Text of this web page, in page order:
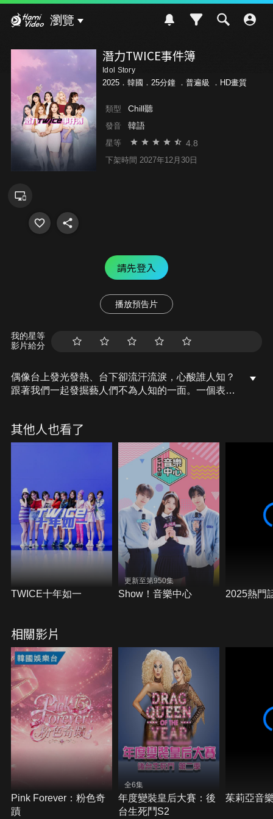
瀏覽
潛力TWICE事件簿
Idol Story
2025．韓國．25分鐘 ． 普遍級 ．HD畫質
類型 Chill聽
發音 韓語
星等 4.8
下架時間 2027年12月30日
請先登入
播放預告片
我的星等
影片給分
偶像台上發光發熱、台下卻流汗流淚，心酸誰人知？
跟著我們一起發掘藝人們不為人知的一面。一個表
其他人也看了
TWICE十年如一
更新至第950集
Show！音樂中心 2025熱門
相關影片
Pink Forever：粉色奇
蹟
全6集
年度變裝皇后大賽：後
台生死鬥S2
茱莉亞音